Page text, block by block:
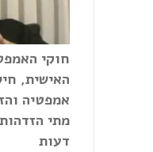
חוקי
האישית,
אמפטיה
מתי
דעות